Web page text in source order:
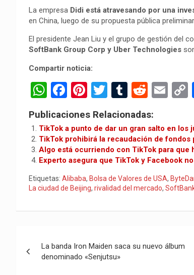
La empresa Didi está atravesando por una
en China, luego de su propuesta pública
El presidente Jean Liu y el grupo de gestión del
SoftBank Group Corp y Uber Technologies
Compartir noticia:
W
h
at
s
A
p
p
F
a
ce
b
o
o
k
Pi
nt
er
es
t
T
wi
tt
er
T
m
bl
r
R
d
di
t
E
ail
k
Publicaciones Relacionadas:
TikTok a punto de dar un gran salto en los
TikTok prohibirá la recaudación de fondos
Algo está ocurriendo con TikTok para que
Experto asegura que TikTok y Facebook
Etiquetas: Alibaba, Bolsa de Valores de USA,
La ciudad de Beijing, rivalidad del mercado,
de
La banda Iron Maiden saca su nuevo álbum
denominado «Senjutsu»